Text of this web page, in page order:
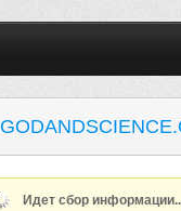
Идет сбор